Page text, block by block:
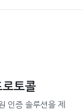
토콜
인증 솔루션을 제